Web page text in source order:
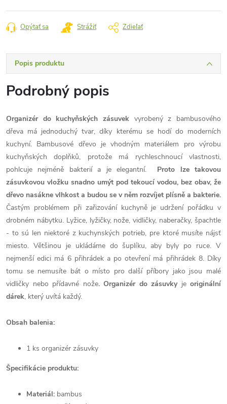
cena:
Opýtať sa Strážiť Zdieľať
Popis produktu
Podrobný popis
Organizér do kuchyňských zásuvek vyrobený z bambusového
dřeva má jednoduchý tvar, díky kterému se hodí do moderních
kuchyní. Bambusové dřevo je vhodným materiálem pro výrobu
kuchyňských doplňků, protože má rychleschnoucí vlastnosti,
pohlcuje nejméně bakterií a je elegantní.
Proto lze takovou
zásuvkovou vložku snadno umýt pod tekoucí vodou, bez obav, že
dřevo nasákne vlhkost a budou se v něm rozvíjet plísně a bakterie.
Častým problémem při zařizování kuchyně je udržení pořádku v
drobném nábytku. Lyžice, lyžičky, nože, vidličky, naberačky, špachtle
- to sú len niektoré z kuchynských potrieb, pre ktoré musíte nájsť
miesto. Většinou je ukládáme do šuplíku, aby byly po ruce. V
nejmenší edici má 6 přihrádek a po otevření má přihrádek 8. Díky
tomu se nemusíte bát o místo pro další příbory jako jsou malé
vidličky nebo přídavné nože. Organizér do zásuvky je originální
dárek, který uvítá každý.
Obsah balenia:
1 ks organizér zásuvky
Špecifikácie produktu:
Materiál: bambus